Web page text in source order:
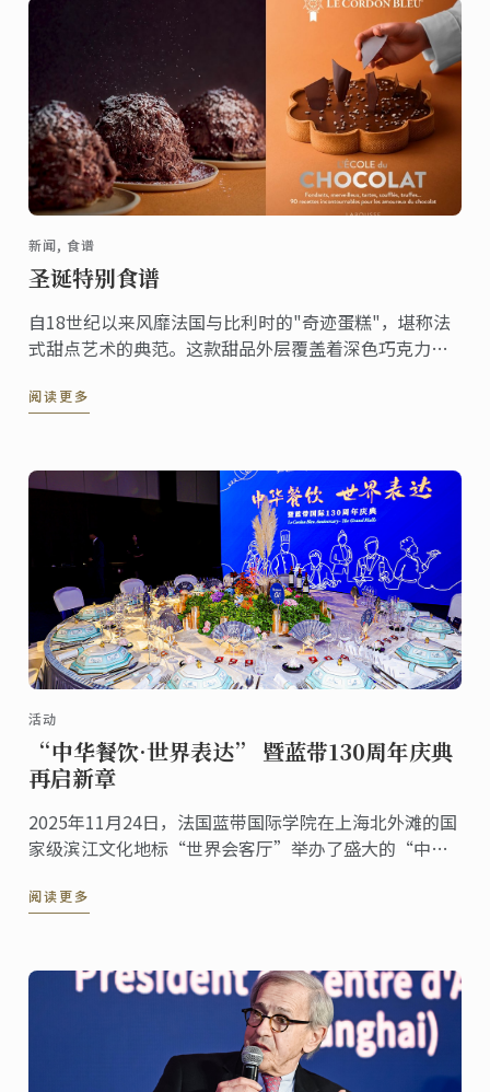
新闻, 食谱
圣诞特别食谱
自18世纪以来风靡法国与比利时的"奇迹蛋糕"，堪称法
式甜点艺术的典范。这款甜品外层覆盖着深色巧克力刨
力慕斯的精妙结合。
阅读更多
活动
“中华餐饮·世界表达” 暨蓝带130周年庆典
再启新章
2025年11月24日，法国蓝带国际学院在上海北外滩的国
家级滨江文化地标“世界会客厅”举办了盛大的“中华
家的驻沪总领事、国际友人，以及来自艺术、文化等各
阅读更多